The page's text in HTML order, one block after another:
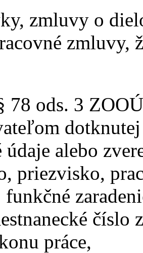
zmluvy o
zmluvy,
78 ods. 3
údaje alebo
priezvisko,
funkčné
číslo
práce,